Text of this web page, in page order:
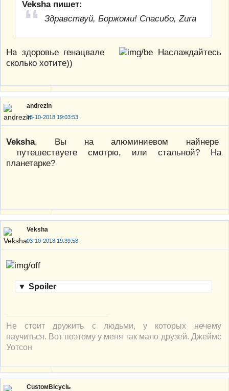
Veksha пишет:
Здравствуй, Боржоми! Спасибо, Zura
На здоровье генацвале
Наслаждайтесь
сколько хотите))
andrezin
03-10-2018 19:03:53
Veksha, Вы на алюминиевом найнере
путешествуете смотрю, или стальной? На
планетарке?
Veksha
03-10-2018 19:39:58
▼ Spoiler
Не стоит дружить с людьми, у которых нечему
научиться. Вот поэтому у меня так мало друзей. Джеймс
Уотсон
CustoмBicyclь